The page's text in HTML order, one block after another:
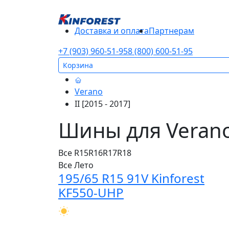
Доставка и оплатаПартнерам
+7 (903) 960-51-958 (800) 600-51-95
Корзина
Verano
II [2015 - 2017]
Шины для
Все R15R16R17R18
ВсеЛето
195/65 R15 91V Kinforest
KF550-UHP